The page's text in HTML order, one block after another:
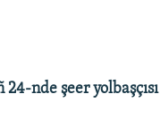
nde şeer yolbaşçısı